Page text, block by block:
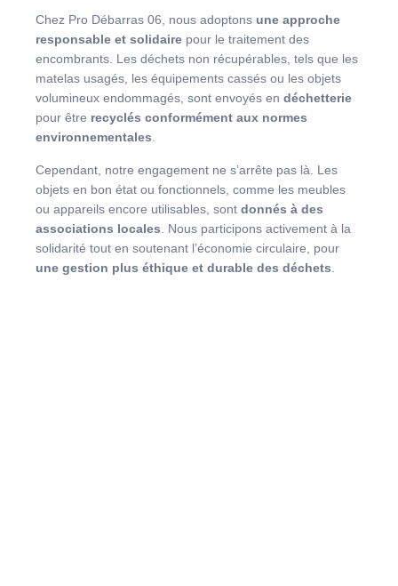
Chez Pro Débarras 06, nous adoptons une approche
responsable et solidaire pour le traitement des
encombrants. Les déchets non récupérables, tels que les
matelas usagés, les équipements cassés ou les objets
volumineux endommagés, sont envoyés en déchetterie
pour être recyclés conformément aux normes
environnementales.
Cependant, notre engagement ne s’arrête pas là. Les
objets en bon état ou fonctionnels, comme les meubles
ou appareils encore utilisables, sont donnés à des
associations locales . Nous participons activement à la
solidarité tout en soutenant l’économie circulaire, pour
une gestion plus éthique et durable des déchets